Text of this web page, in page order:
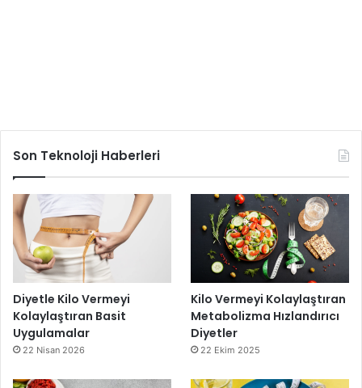
Son Teknoloji Haberleri
Diyetle Kilo Vermeyi
Kolaylaştıran Basit
Uygulamalar
22 Nisan 2026
Kilo Vermeyi Kolaylaştıran
Metabolizma Hızlandırıcı
Diyetler
22 Ekim 2025